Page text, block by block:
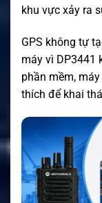
khu vực xảy ra
GPS không tự
máy vì DP3441
phần mềm,
thích để khai